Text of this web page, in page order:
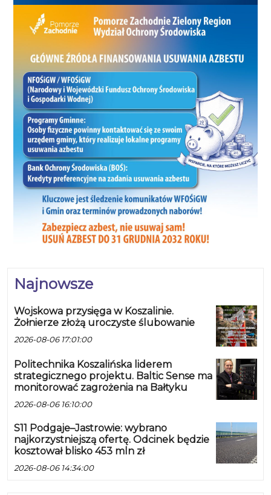
Najnowsze
Wojskowa przysięga w Koszalinie.
Żołnierze złożą uroczyste ślubowanie
2026-08-06 17:01:00
Politechnika Koszalińska liderem
strategicznego projektu. Baltic Sense ma
monitorować zagrożenia na Bałtyku
2026-08-06 16:10:00
S11 Podgaje–Jastrowie: wybrano
najkorzystniejszą ofertę. Odcinek będzie
kosztował blisko 453 mln zł
2026-08-06 14:34:00